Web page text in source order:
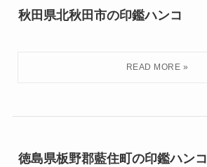
秋田県北秋田市の印鑑ハンコ
徳島県板野郡藍住町の印鑑ハンコ